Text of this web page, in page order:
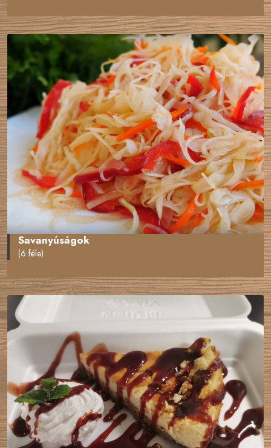
Savanyúságok
(6 féle)